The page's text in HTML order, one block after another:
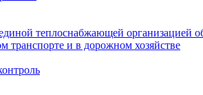
теплоснабжающей организацией
и в дорожном хозяйстве